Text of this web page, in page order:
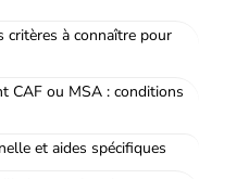
critères à connaître pour
CAF ou MSA : conditions
et aides spécifiques